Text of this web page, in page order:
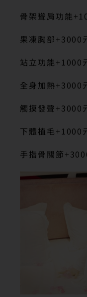
骨架聳肩功能
果凍胸部+3000
站立功能+1000
全身加熱+3000
觸摸發聲+3000
下體植毛+1000
手指骨關節